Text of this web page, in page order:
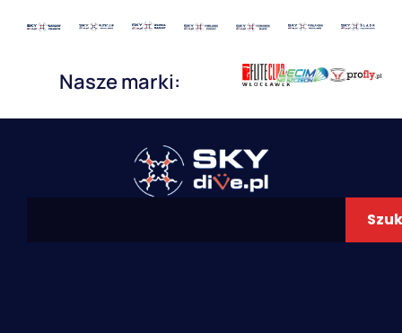
Nasze marki: